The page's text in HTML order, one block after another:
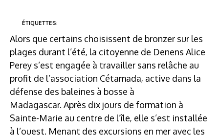
ÉTIQUETTES:
Alors que certains choisissent de bronzer sur les
plages durant l’été, la citoyenne de Denens Alice
Perey s’est engagée à travailler sans relâche au
profit de l’association Cétamada, active dans la
défense des baleines à bosse à
Madagascar. Après dix jours de formation à
Sainte-Marie au centre de l’île, elle s’est installée
à l’ouest. Menant des excursions en mer avec les